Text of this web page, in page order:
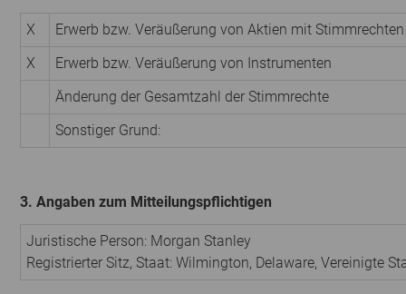
X
Erwerb bzw. Veräußerung von Aktien mit Stimmrechten
X
Erwerb bzw. Veräußerung von Instrumenten
Änderung der Gesamtzahl der Stimmrechte
Sonstiger Grund:
3. Angaben zum Mitteilungspflichtigen
Juristische Person: Morgan Stanley
Registrierter Sitz, Staat: Wilmington, Delaware, Vereinigte